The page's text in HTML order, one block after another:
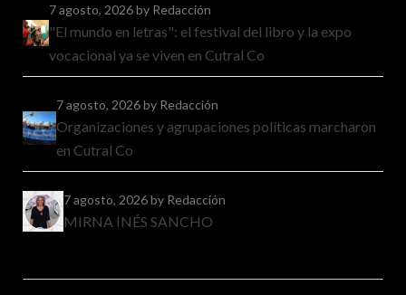
7 agosto, 2026by Redacción
"El mundo en letras": el festival del libro y la expo
vocacional ya se viven en Cutral Co
7 agosto, 2026by Redacción
Organizaciones y agrupaciones políticas marcharon
en Cutral Co
7 agosto, 2026by Redacción
MIRNA INÉS SANCHO